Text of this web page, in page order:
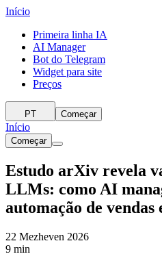
Início
Primeira linha IA
AI Manager
Bot do Telegram
Widget para site
Preços
PT Começar
Início
Começar
Estudo arXiv revela
LLMs: como AI
automação de
22 Mezheven 2026
9 min